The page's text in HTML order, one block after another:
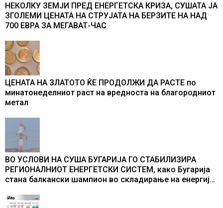
НЕКОЛКУ ЗЕМЈИ ПРЕД ЕНЕРГЕТСКА КРИЗА, СУШАТА ЈА
ЗГОЛЕМИ ЦЕНАТА НА СТРУЈАТА НА БЕРЗИТЕ НА НАД
700 ЕВРА ЗА МЕГАВАТ-ЧАС
ЦЕНАТА НА ЗЛАТОТО ЌЕ ПРОДОЛЖИ ДА РАСТЕ по
минатонеделниот раст на вредноста на благородниот
метал
ВО УСЛОВИ НА СУША БУГАРИЈА ГО СТАБИЛИЗИРА
РЕГИОНАЛНИОТ ЕНЕРГЕТСКИ СИСТЕМ, како Бугарија
стана балкански шампион во складирање на енергија